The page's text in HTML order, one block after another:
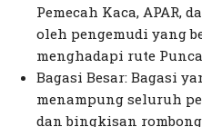
Pemecah Kaca, APAR,
oleh pengemudi yang
menghadapi rute
Bagasi Besar: Bagasi
menampung seluruh
dan bingkisan